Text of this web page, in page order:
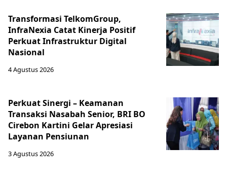
Transformasi TelkomGroup,
InfraNexia Catat Kinerja Positif
Perkuat Infrastruktur Digital
Nasional
4 Agustus 2026
Perkuat Sinergi – Keamanan
Transaksi Nasabah Senior, BRI BO
Cirebon Kartini Gelar Apresiasi
Layanan Pensiunan
3 Agustus 2026